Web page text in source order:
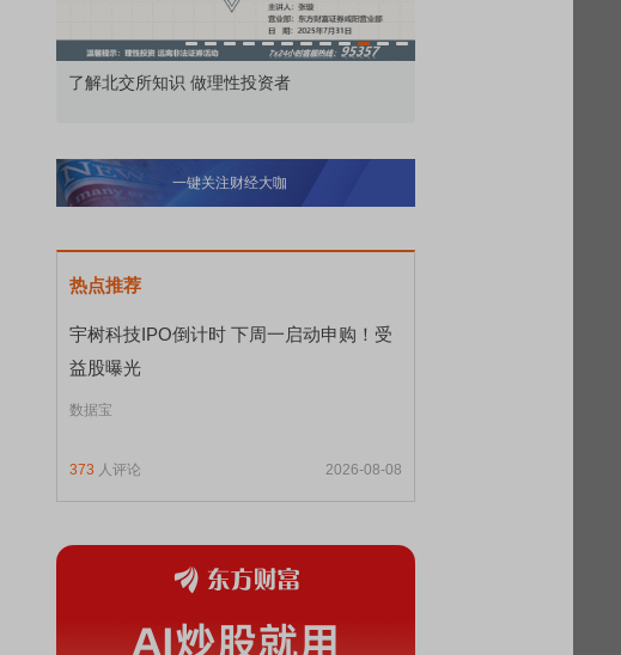
了解北交所知识 做理性投资者
一键关注财经大咖
热点推荐
宇树科技IPO倒计时 下周一启动申购！受
益股曝光
数据宝
373 人评论 2026-08-08